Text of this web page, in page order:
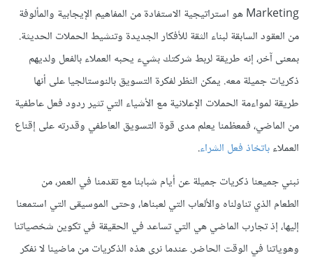
Marketing هو استراتيجية الاستفادة من المفاهيم الإيجابية والمألوفة
من العقود السابقة لبناء الثقة للأفكار الجديدة وتنشيط الحملات الحديثة.
بمعنى آخر، إنه طريقة لربط شركتك بشيء يحبه العملاء بالفعل ولديهم
ذكريات جميلة معه. يمكن النظر لفكرة التسويق بالنوستالجيا على أنها
طريقة لمواءمة الحملات الإعلانية مع الأشياء التي تثير ردود فعل عاطفية
من الماضي، فمعظمنا يعلم مدى قوة التسويق العاطفي وقدرته على إقناع
العملاءباتخاذ فعل الشراء.
نبني جميعنا ذكريات جميلة عن أيام شبابنا مع تقدمنا في العمر، من
الطعام الذي تناولناه والألعاب التي لعبناها، وحتى الموسيقى التي استمعنا
إليها، إذ تجارب الماضي هي التي تساعد في الحقيقة في تكوين شخصياتنا
وهوياتنا في الوقت الحاضر. عندما نرى هذه الذكريات من ماضينا لا نفكر